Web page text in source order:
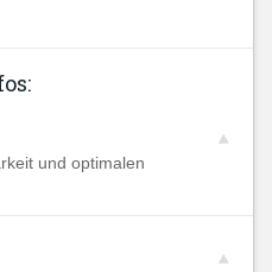
und optimalen